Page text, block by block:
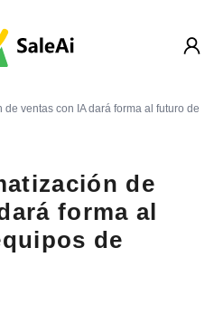
ventas con IA dará forma al futuro de
de
forma al
de